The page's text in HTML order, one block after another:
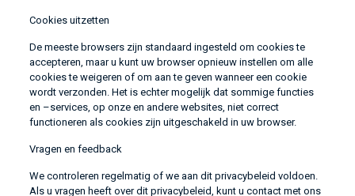
Cookies uitzetten
De meeste browsers zijn standaard ingesteld om cookies te
accepteren, maar u kunt uw browser opnieuw instellen om alle
cookies te weigeren of om aan te geven wanneer een cookie
wordt verzonden. Het is echter mogelijk dat sommige functies
en –services, op onze en andere websites, niet correct
functioneren als cookies zijn uitgeschakeld in uw browser.
Vragen en feedback
We controleren regelmatig of we aan dit privacybeleid voldoen.
Als u vragen heeft over dit privacybeleid, kunt u contact met ons